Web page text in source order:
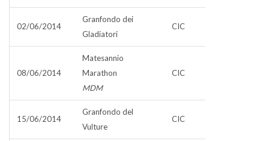
02/06/2014
Granfondo dei
Gladiatori
CIC
08/06/2014
Matesannio
Marathon
MDM
CIC
15/06/2014
Granfondo del
Vulture
CIC